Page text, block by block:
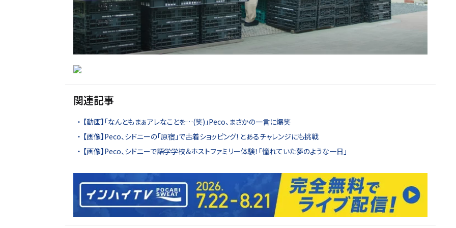
関連記事
【動画】「なんともまぁアレなことを…(笑)」Peco、まさかの一言に爆笑
【画像】Peco、シドニーの「原宿」で古着ショッピング！とあるチャレンジにも挑戦
【画像】Peco、シドニーで語学学校＆ホストファミリー体験！「憧れていた夢のような一日」